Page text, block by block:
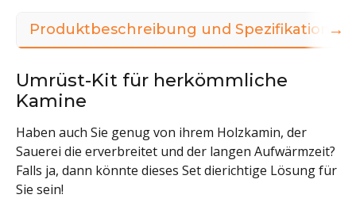
Produktbeschreibung und Spezifikationen
Umrüst-Kit für herkömmliche
Kamine
Haben auch Sie genug von ihrem Holzkamin, der
Sauerei die erverbreitet und der langen Aufwärmzeit?
Falls ja, dann könnte dieses Set dierichtige Lösung für
Sie sein!
→